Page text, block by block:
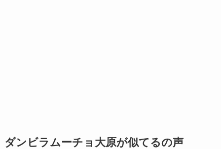
ダンビラムーチョ大原が似てるの声